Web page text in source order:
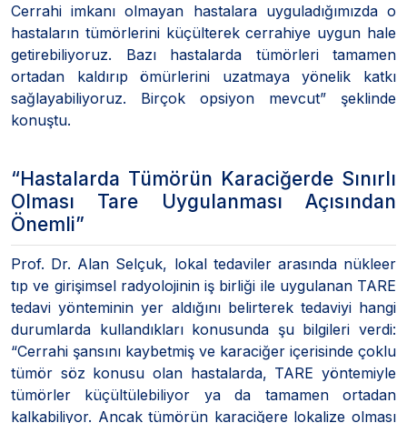
Cerrahi imkanı olmayan hastalara uyguladığımızda o
hastaların tümörlerini küçülterek cerrahiye uygun hale
getirebiliyoruz. Bazı hastalarda tümörleri tamamen
ortadan kaldırıp ömürlerini uzatmaya yönelik katkı
sağlayabiliyoruz. Birçok opsiyon mevcut” şeklinde
konuştu.
“Hastalarda Tümörün Karaciğerde Sınırlı
Olması Tare Uygulanması Açısından
Önemli”
Prof. Dr. Alan Selçuk, lokal tedaviler arasında nükleer
tıp ve girişimsel radyolojinin iş birliği ile uygulanan TARE
tedavi yönteminin yer aldığını belirterek tedaviyi hangi
durumlarda kullandıkları konusunda şu bilgileri verdi:
“Cerrahi şansını kaybetmiş ve karaciğer içerisinde çoklu
tümör söz konusu olan hastalarda, TARE yöntemiyle
tümörler küçültülebiliyor ya da tamamen ortadan
kalkabiliyor. Ancak tümörün karaciğere lokalize olması